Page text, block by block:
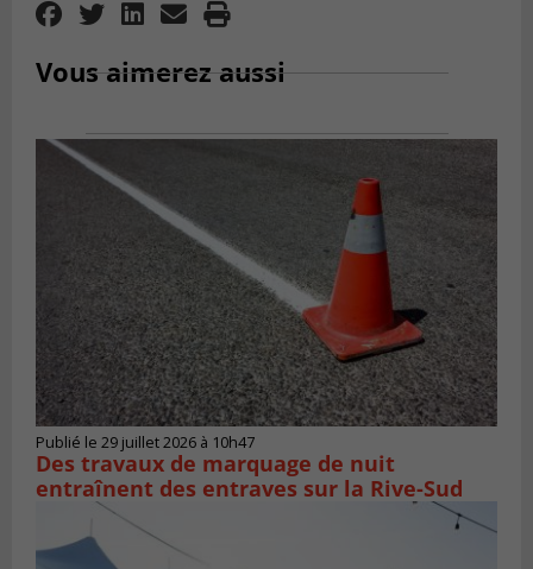
Vous aimerez aussi
Publié le 29 juillet 2026 à 10h47
Des travaux de marquage de nuit
entraînent des entraves sur la Rive-Sud